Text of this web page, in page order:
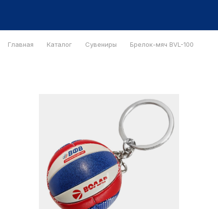
Главная Каталог Сувениры Брелок-мяч BVL-100